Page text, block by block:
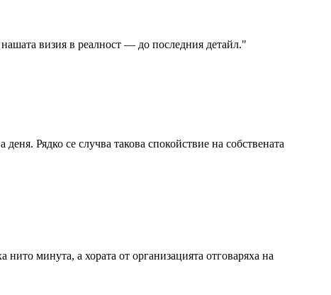
визия в реалност — до последния детайл."
Рядко се случва такова спокойствие на собствената
минута, а хората от организацията отговаряха на